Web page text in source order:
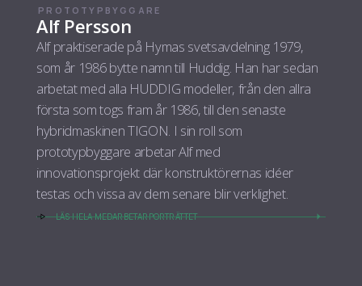
PROTOTYPBYGGARE
Alf Persson
Alf praktiserade på Hymas svetsavdelning 1979,
som år 1986 bytte namn till Huddig. Han har sedan
arbetat med alla HUDDIG modeller, från den allra
första som togs fram år 1986, till den senaste
hybridmaskinen TIGON. I sin roll som
prototypbyggare arbetar Alf med
innovationsprojekt där konstruktörernas idéer
testas och vissa av dem senare blir verklighet.
LÄS HELA MEDARBETARPORTRÄTTET